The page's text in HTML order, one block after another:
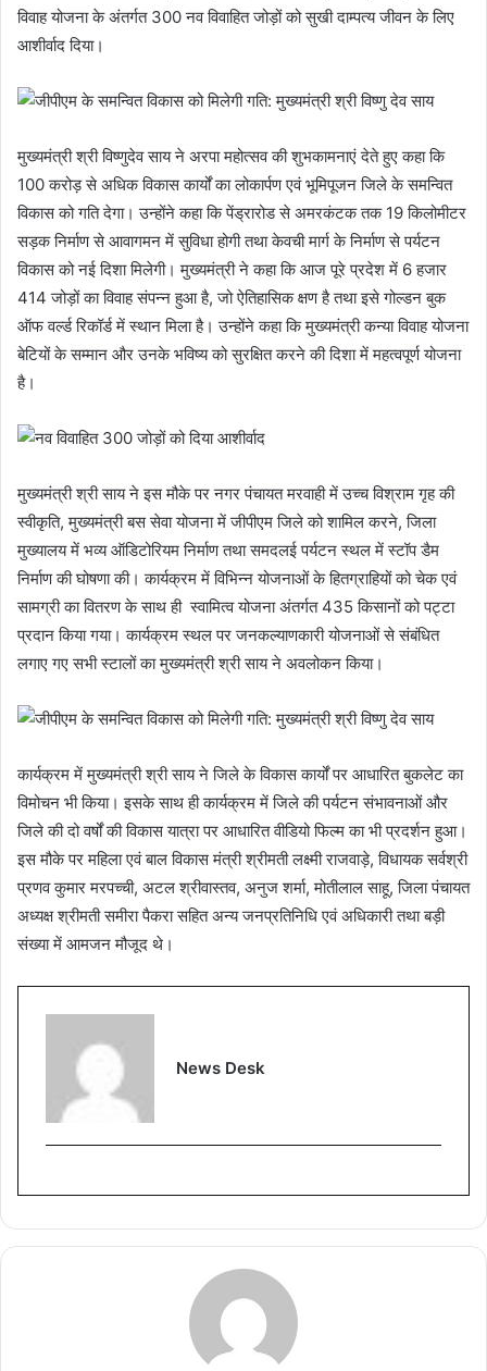
विवाह योजना के अंतर्गत 300 नव विवाहित जोड़ों को सुखी दाम्पत्य जीवन के लिए
आशीर्वाद दिया।
मुख्यमंत्री श्री विष्णुदेव साय ने अरपा महोत्सव की शुभकामनाएं देते हुए कहा कि
100 करोड़ से अधिक विकास कार्यों का लोकार्पण एवं भूमिपूजन जिले के समन्वित
विकास को गति देगा। उन्होंने कहा कि पेंड्रारोड से अमरकंटक तक 19 किलोमीटर
सड़क निर्माण से आवागमन में सुविधा होगी तथा केवची मार्ग के निर्माण से पर्यटन
विकास को नई दिशा मिलेगी। मुख्यमंत्री ने कहा कि आज पूरे प्रदेश में 6 हजार
414 जोड़ों का विवाह संपन्न हुआ है, जो ऐतिहासिक क्षण है तथा इसे गोल्डन बुक
ऑफ वर्ल्ड रिकॉर्ड में स्थान मिला है। उन्होंने कहा कि मुख्यमंत्री कन्या विवाह योजना
बेटियों के सम्मान और उनके भविष्य को सुरक्षित करने की दिशा में महत्वपूर्ण योजना
है।
मुख्यमंत्री श्री साय ने इस मौके पर नगर पंचायत मरवाही में उच्च विश्राम गृह की
स्वीकृति, मुख्यमंत्री बस सेवा योजना में जीपीएम जिले को शामिल करने, जिला
मुख्यालय में भव्य ऑडिटोरियम निर्माण तथा समदलई पर्यटन स्थल में स्टॉप डैम
निर्माण की घोषणा की। कार्यक्रम में विभिन्न योजनाओं के हितग्राहियों को चेक एवं
सामग्री का वितरण के साथ ही स्वामित्व योजना अंतर्गत 435 किसानों को पट्टा
प्रदान किया गया। कार्यक्रम स्थल पर जनकल्याणकारी योजनाओं से संबंधित
लगाए गए सभी स्टालों का मुख्यमंत्री श्री साय ने अवलोकन किया।
कार्यक्रम में मुख्यमंत्री श्री साय ने जिले के विकास कार्यों पर आधारित बुकलेट का
विमोचन भी किया। इसके साथ ही कार्यक्रम में जिले की पर्यटन संभावनाओं और
जिले की दो वर्षों की विकास यात्रा पर आधारित वीडियो फिल्म का भी प्रदर्शन हुआ।
इस मौके पर महिला एवं बाल विकास मंत्री श्रीमती लक्ष्मी राजवाड़े, विधायक सर्वश्री
प्रणव कुमार मरपच्ची, अटल श्रीवास्तव, अनुज शर्मा, मोतीलाल साहू, जिला पंचायत
अध्यक्ष श्रीमती समीरा पैकरा सहित अन्य जनप्रतिनिधि एवं अधिकारी तथा बड़ी
संख्या में आमजन मौजूद थे।
News Desk